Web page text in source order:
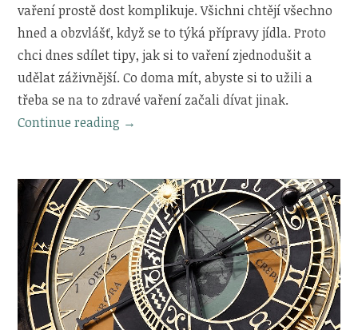
vaření prostě dost komplikuje. Všichni chtějí všechno
hned a obzvlášť, když se to týká přípravy jídla. Proto
chci dnes sdílet tipy, jak si to vaření zjednodušit a
udělat záživnější. Co doma mít, abyste si to užili a
třeba se na to zdravé vaření začali dívat jinak.
Continue reading „Jak
kuchyň,
aby
vás
zdravé
vaření
bavilo“
→